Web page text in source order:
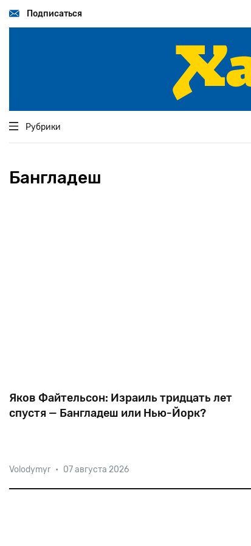
основномуПодписаться
Рубрики
Бангладеш
Яков Файтельсон: Израиль тридцать лет
спустя — Бангладеш или Нью-Йорк?
«чрезмерным» ростом населения, забыли, что
цивилизованный мир озабочен другой проблемой:
Volodymyr • 07 августа 2026